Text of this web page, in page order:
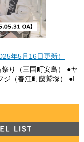
年5月16日更新）
り（三国町安島） ●ヤ
ジ（春江町藤鷲塚） ●I
LIST